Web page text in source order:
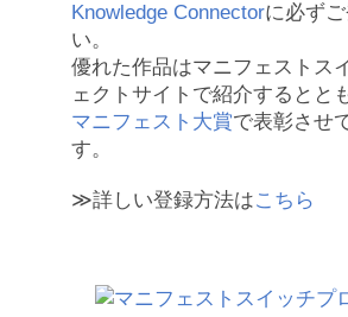
Knowledge Connectorに必ず
い。
優れた作品はマニフェストス
ェクトサイトで紹介するとと
マニフェスト大賞で表彰させ
す。
≫詳しい登録方法はこちら